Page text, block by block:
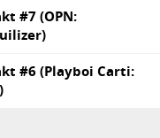
#7 (OPN:
#6 (Playboi Carti: